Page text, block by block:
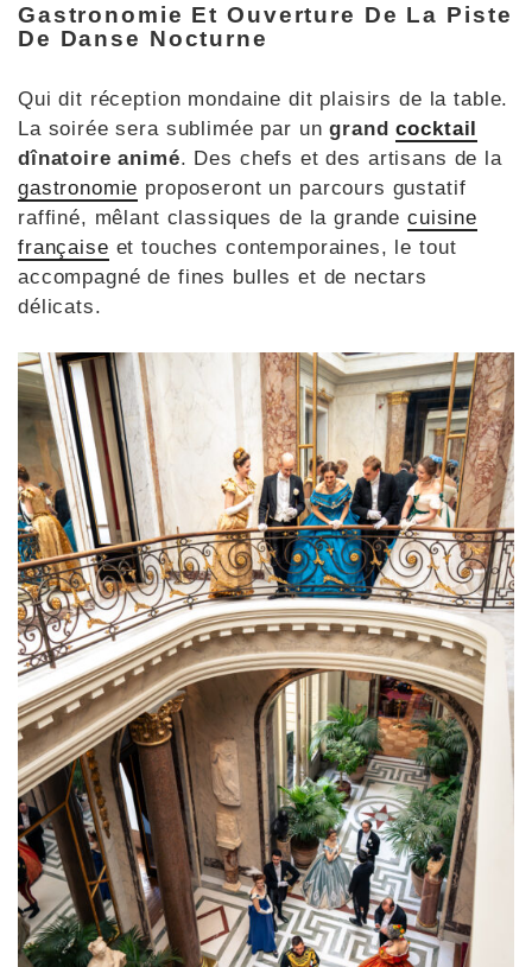
Gastronomie Et Ouverture De La Piste
De Danse Nocturne
Qui dit réception mondaine dit plaisirs de la table.
La soirée sera sublimée par ungrandcocktail
dînatoire animé. Des chefs et des artisans de la
gastronomie proposeront un parcours gustatif
raffiné, mêlant classiques de la grandecuisine
française et touches contemporaines, le tout
accompagné de fines bulles et de nectars
délicats.